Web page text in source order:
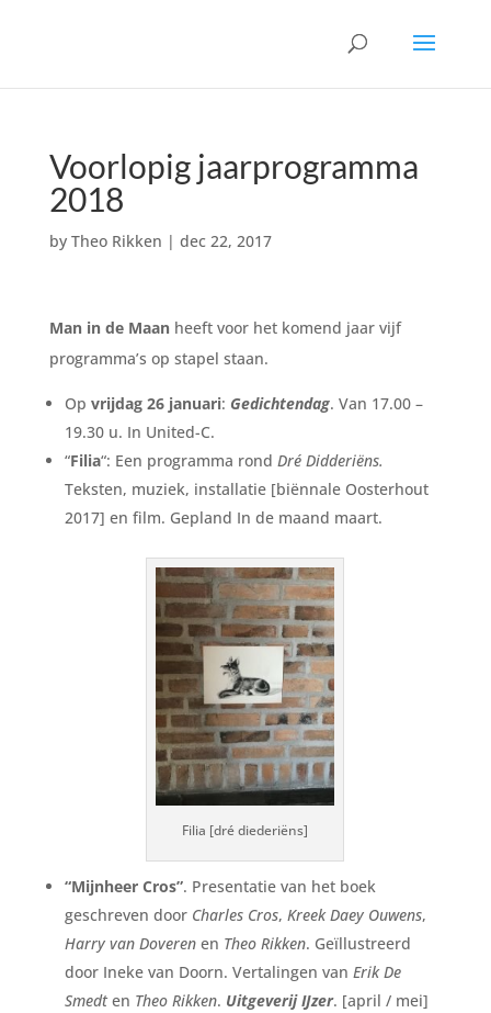
Voorlopig jaarprogramma
2018
by Theo Rikken | dec 22, 2017
Man in de Maanheeft voor het komend jaar vijf
programma’s op stapel staan.
Op vrijdag 26 januari: Gedichtendag. Van 17.00 –
19.30 u. In United-C.
“Filia“: Een programma rond Dré Didderiëns.
Teksten, muziek, installatie [biënnale Oosterhout
2017] en film. Gepland In de maand maart.
Filia [dré diederiëns]
“Mijnheer Cros”. Presentatie van het boek
geschreven door Charles Cros, Kreek Daey Ouwens,
Harry van Doverenen Theo Rikken. Geïllustreerd
door Ineke van Doorn. Vertalingen van Erik De
Smedten Theo Rikken. Uitgeverij IJzer. [april / mei]